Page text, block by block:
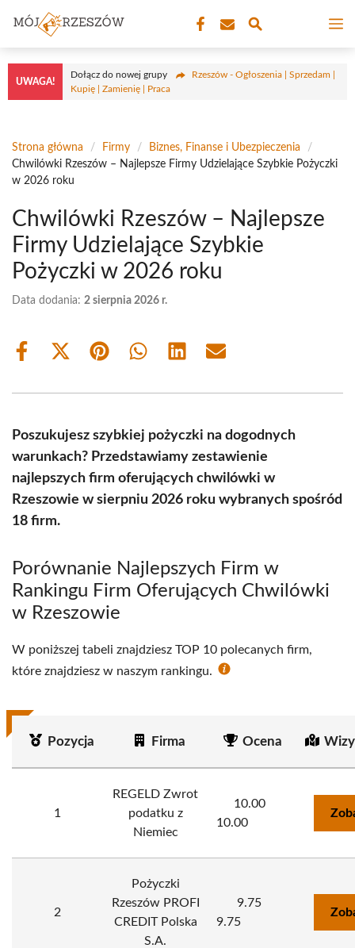
treści
UWAGA!
Dołącz do nowej grupy
Rzeszów - Ogłoszenia | Sprzedam |
Kupię | Zamienię | Praca
Strona główna / Firmy / Biznes, Finanse i Ubezpieczenia
/
Chwilówki Rzeszów – Najlepsze Firmy Udzielające Szybkie Pożyczki
w 2026 roku
Chwilówki Rzeszów – Najlepsze
Firmy Udzielające Szybkie
Pożyczki w 2026 roku
Data dodania: 2 sierpnia 2026 r.
Share
Share
(Twitter)
Share Share Share Share
Poszukujesz szybkiej pożyczki na dogodnych
warunkach? Przedstawiamy zestawienie
najlepszych firm oferujących chwilówki w
Rzeszowie w sierpniu 2026 roku wybranych spośród
18 firm.
Porównanie Najlepszych Firm w
Rankingu Firm Oferujących Chwilówki
w Rzeszowie
W poniższej tabeli znajdziesz TOP 10 polecanych firm,
które znajdziesz w naszym rankingu.
Pozycja Firma Ocena
1
REGELD Zwrot
podatku z
Niemiec
10.00
10.00
2
Pożyczki
Rzeszów PROFI
CREDIT Polska
S.A.
9.75
9.75